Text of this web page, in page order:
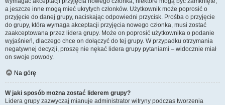
a jeszcze inne mogą mieć ukrytych członków. Użytkownik może poprosić o
przyjęcie do danej grupy, naciskając odpowiedni przycisk. Prośba o przyjęcie
do grupy, która wymaga akceptacji przyjęcia nowego członka, musi zostać
zaakceptowana przez lidera grupy. Może on poprosić użytkownika o podanie
wyjaśnień, dlaczego chce on dołączyć do tej grupy. W przypadku otrzymania
negatywnej decyzji, proszę nie nękać lidera grupy pytaniami – widocznie miał
on swoje powody.
Na górę
W jaki sposób można zostać liderem grupy?
Lidera grupy zazwyczaj mianuje administrator witryny podczas tworzenia